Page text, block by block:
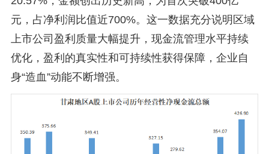
元，占净利润比值近700%。这一数据充分说明区域
上市公司盈利质量大幅提升，现金流管理水平持续
优化，盈利的真实性和可持续性获得保障，企业自
身“造血”动能不断增强。